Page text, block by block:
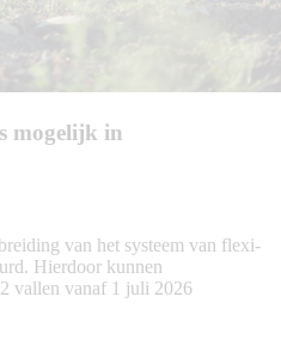
mogelijk in
van het systeem van flexi-
Hierdoor kunnen
vallen vanaf 1 juli 2026